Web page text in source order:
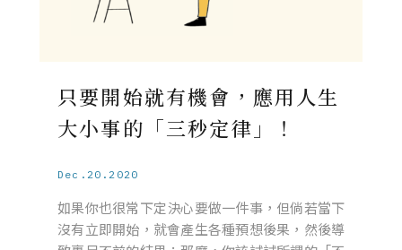
只要開始就有機會，應用人生
大小事的「三秒定律」！
Dec.20.2020
如果你也很常下定決心要做一件事，但倘若當下
沒有立即開始，就會產生各種預想後果，然後導